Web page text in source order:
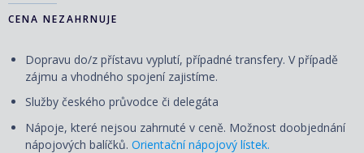
CENA NEZAHRNUJE
Dopravu do/z přístavu vyplutí, případné transfery. V případě
zájmu a vhodného spojení zajistíme.
Služby českého průvodce či delegáta
Nápoje, které nejsou zahrnuté v ceně. Možnost doobjednání
nápojových balíčků. Orientační nápojový lístek.